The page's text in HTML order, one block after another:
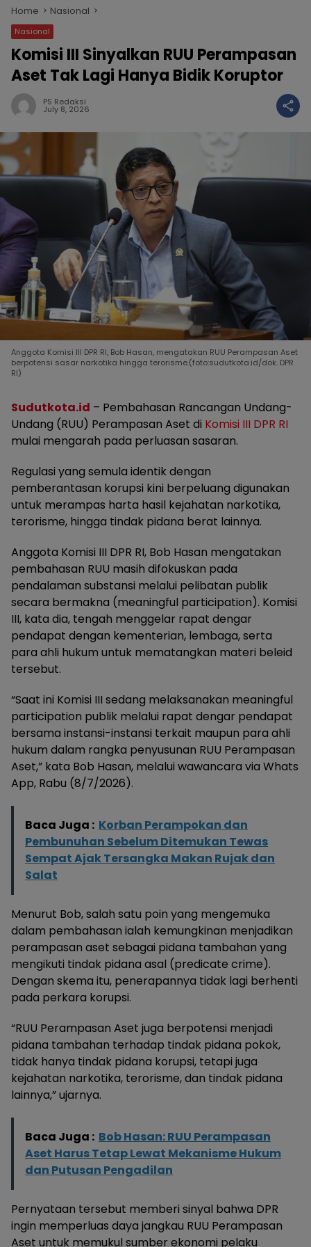
Home Nasional
Nasional
Komisi III Sinyalkan RUU Perampasan
Aset Tak Lagi Hanya Bidik Koruptor
PS Redaksi
July 8, 2026
Anggota Komisi III DPR RI, Bob Hasan, mengatakan RUU Perampasan Aset
berpotensi sasar narkotika hingga terorisme.(foto:sudutkota.id/dok. DPR
RI)
Sudutkota.id – Pembahasan Rancangan Undang-
Undang (RUU) Perampasan Aset di Komisi III DPR RI
mulai mengarah pada perluasan sasaran.
Regulasi yang semula identik dengan
pemberantasan korupsi kini berpeluang digunakan
untuk merampas harta hasil kejahatan narkotika,
terorisme, hingga tindak pidana berat lainnya.
Anggota Komisi III DPR RI, Bob Hasan mengatakan
pembahasan RUU masih difokuskan pada
pendalaman substansi melalui pelibatan publik
secara bermakna (meaningful participation). Komisi
III, kata dia, tengah menggelar rapat dengar
pendapat dengan kementerian, lembaga, serta
para ahli hukum untuk mematangkan materi beleid
tersebut.
“Saat ini Komisi III sedang melaksanakan meaningful
participation publik melalui rapat dengar pendapat
bersama instansi-instansi terkait maupun para ahli
hukum dalam rangka penyusunan RUU Perampasan
Aset,” kata Bob Hasan, melalui wawancara via Whats
App, Rabu (8/7/2026).
Baca Juga : Korban Perampokan dan
Pembunuhan Sebelum Ditemukan Tewas
Sempat Ajak Tersangka Makan Rujak dan
Salat
Menurut Bob, salah satu poin yang mengemuka
dalam pembahasan ialah kemungkinan menjadikan
perampasan aset sebagai pidana tambahan yang
mengikuti tindak pidana asal (predicate crime).
Dengan skema itu, penerapannya tidak lagi berhenti
pada perkara korupsi.
“RUU Perampasan Aset juga berpotensi menjadi
pidana tambahan terhadap tindak pidana pokok,
tidak hanya tindak pidana korupsi, tetapi juga
kejahatan narkotika, terorisme, dan tindak pidana
lainnya,” ujarnya.
Baca Juga : Bob Hasan: RUU Perampasan
Aset Harus Tetap Lewat Mekanisme Hukum
dan Putusan Pengadilan
Pernyataan tersebut memberi sinyal bahwa DPR
ingin memperluas daya jangkau RUU Perampasan
Aset untuk memukul sumber ekonomi pelaku